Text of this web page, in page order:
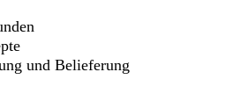
und Belieferung